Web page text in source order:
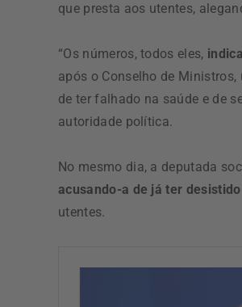
que presta aos utentes,
“Os números, todos eles,
após o Conselho de
de ter falhado na saúde e de
autoridade política.
No mesmo dia, a deputada
acusando-a de já ter desistido
utentes.